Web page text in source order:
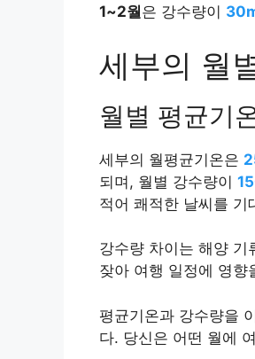
1~2월 은 강수량이
세부의 월
월별 평균기
세부의 월평균기온은
되며, 월별 강수량이
적어 쾌적한 날씨를 기
강수량 차이는 해양 기
잦아 여행 일정에 영향
평균기온과 강수량을
다. 당신은 어떤 월에